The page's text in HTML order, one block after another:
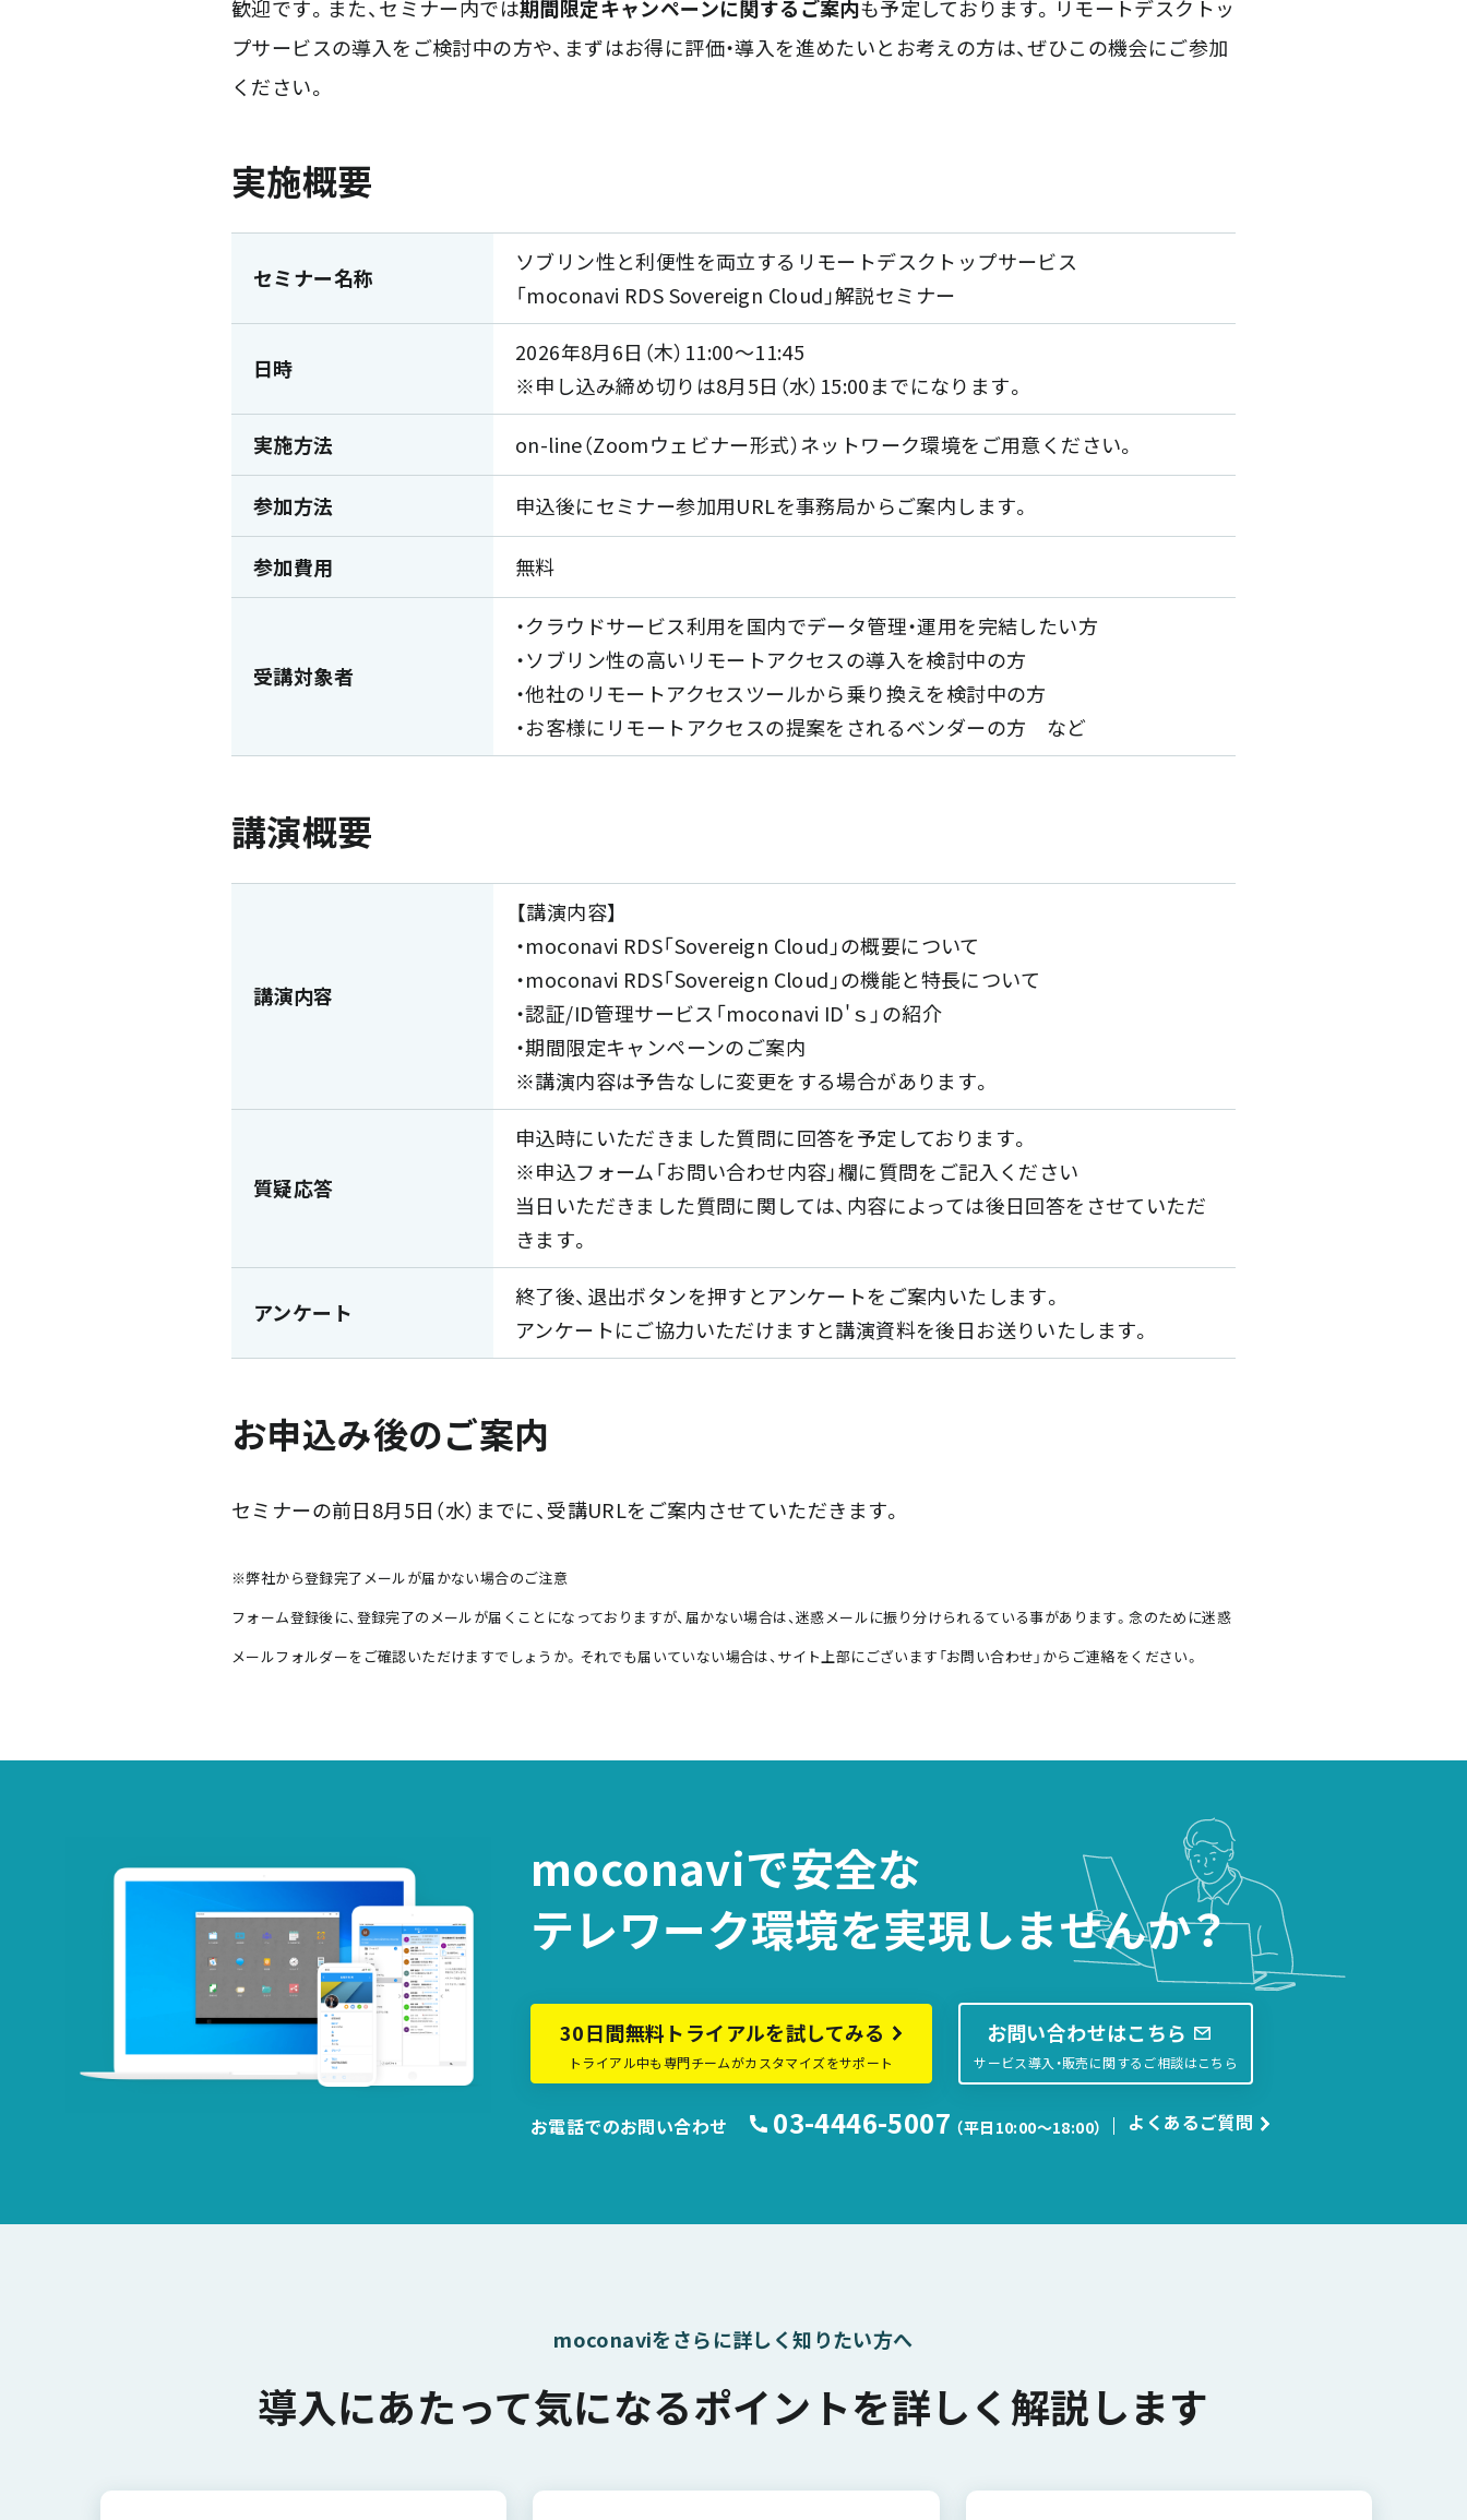
歓迎です。また、セミナー内では期間限定キャンペーンに関するご案内も予定しております。リモートデスクトッ
プサービスの導入をご検討中の方や、まずはお得に評価・導入を進めたいとお考えの方は、ぜひこの機会にご参加
ください。
実施概要
セミナー名称
ソブリン性と利便性を両立するリモートデスクトップサービス
「moconavi RDS Sovereign Cloud」解説セミナー
日時
2026年8月6日（木）11:00～11:45
※申し込み締め切りは8月5日（水）15:00までになります。
実施方法 on-line（Zoomウェビナー形式）ネットワーク環境をご用意ください。
参加方法 申込後にセミナー参加用URLを事務局からご案内します。
参加費用 無料
受講対象者
・クラウドサービス利用を国内でデータ管理・運用を完結したい方
・ソブリン性の高いリモートアクセスの導入を検討中の方
・他社のリモートアクセスツールから乗り換えを検討中の方
・お客様にリモートアクセスの提案をされるベンダーの方 など
講演概要
講演内容
【講演内容】
・moconavi RDS「Sovereign Cloud」の概要について
・moconavi RDS「Sovereign Cloud」の機能と特長について
・認証/ID管理サービス「moconavi ID'ｓ」の紹介
・期間限定キャンペーンのご案内
※講演内容は予告なしに変更をする場合があります。
質疑応答
申込時にいただきました質問に回答を予定しております。
※申込フォーム「お問い合わせ内容」欄に質問をご記入ください
当日いただきました質問に関しては、内容によっては後日回答をさせていただ
きます。
アンケート
終了後、退出ボタンを押すとアンケートをご案内いたします。
アンケートにご協力いただけますと講演資料を後日お送りいたします。
お申込み後のご案内
セミナーの前日8月5日（水）までに、受講URLをご案内させていただきます。
※弊社から登録完了メールが届かない場合のご注意
フォーム登録後に、登録完了のメールが届くことになっておりますが、届かない場合は、迷惑メールに振り分けられるている事があります。念のために迷惑
メールフォルダーをご確認いただけますでしょうか。それでも届いていない場合は、サイト上部にございます「お問い合わせ」からご連絡をください。
moconaviで安全な
テレワーク環境を実現しませんか？
30日間無料トライアルを試してみる
トライアル中も専門チームがカスタマイズをサポート
お問い合わせはこちら
サービス導入・販売に関するご相談はこちら
お電話でのお問い合わせ 03-4446-5007 （平日10:00〜18:00） よくあるご質問
moconaviをさらに詳しく知りたい方へ
導入にあたって気になるポイントを詳しく解説します